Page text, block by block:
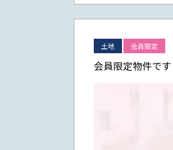
土地 会員限定
会員限定物件です